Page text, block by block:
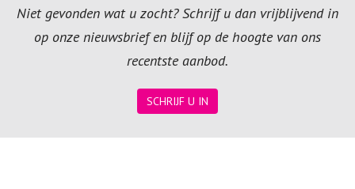
Niet gevonden wat u zocht? Schrijf u dan vrijblijvend in
op onze nieuwsbrief en blijf op de hoogte van ons
recentste aanbod.
SCHRIJF U IN